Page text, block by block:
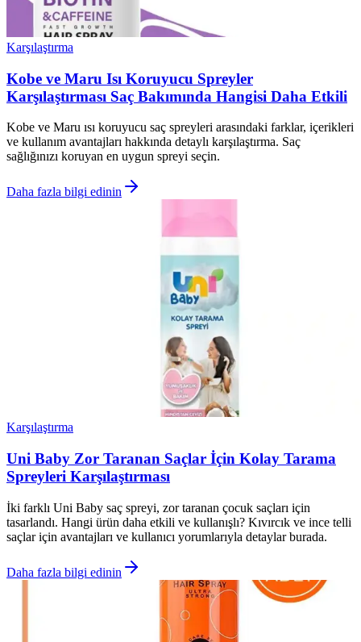
Karşılaştırma
Kobe ve Maru Isı Koruyucu Spreyler
Karşılaştırması Saç Bakımında Hangisi Daha Etkili
Kobe ve Maru ısı koruyucu saç spreyleri arasındaki farklar, içerikleri
ve kullanım avantajları hakkında detaylı karşılaştırma. Saç
sağlığınızı koruyan en uygun spreyi seçin.
Daha fazla bilgi edinin
Karşılaştırma
Uni Baby Zor Taranan Saçlar İçin Kolay Tarama
Spreyleri Karşılaştırması
İki farklı Uni Baby saç spreyi, zor taranan çocuk saçları için
tasarlandı. Hangi ürün daha etkili ve kullanışlı? Kıvırcık ve ince telli
saçlar için avantajları ve kullanıcı yorumlarıyla detaylar burada.
Daha fazla bilgi edinin